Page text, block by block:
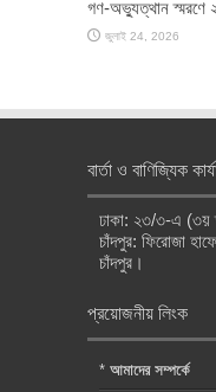
গণ-অভ্যুত্থান স্মরণে
জুলাই 24, 2026
বার্তা ও বাণিজ্যিক
ঢাকা: ২৩/৩-এ (৩য়
চাঁদপুর: ফিরোজা
চাঁদপুর।
প্রয়োজনীয় লিংক
* আমাদের সম্পর্কে